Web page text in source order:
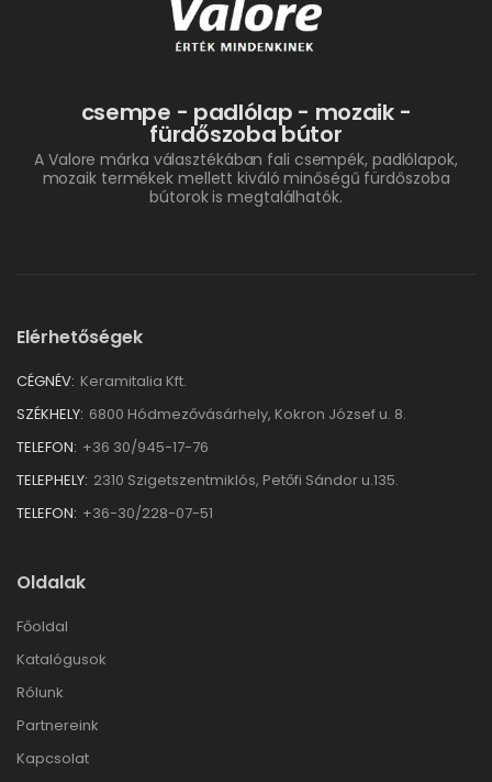
csempe - padlólap - mozaik -
fürdőszoba bútor
A Valore márka választékában fali csempék, padlólapok,
mozaik termékek mellett kiváló minőségű fürdőszoba
bútorok is megtalálhatók.
Elérhetőségek
CÉGNÉV: Keramitalia Kft.
SZÉKHELY: 6800 Hódmezővásárhely, Kokron József u. 8.
TELEFON: +36 30/945-17-76
TELEPHELY: 2310 Szigetszentmiklós, Petőfi Sándor u.135.
TELEFON: +36-30/228-07-51
Oldalak
Főoldal
Katalógusok
Rólunk
Partnereink
Kapcsolat